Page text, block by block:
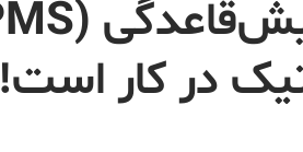
در کار است!